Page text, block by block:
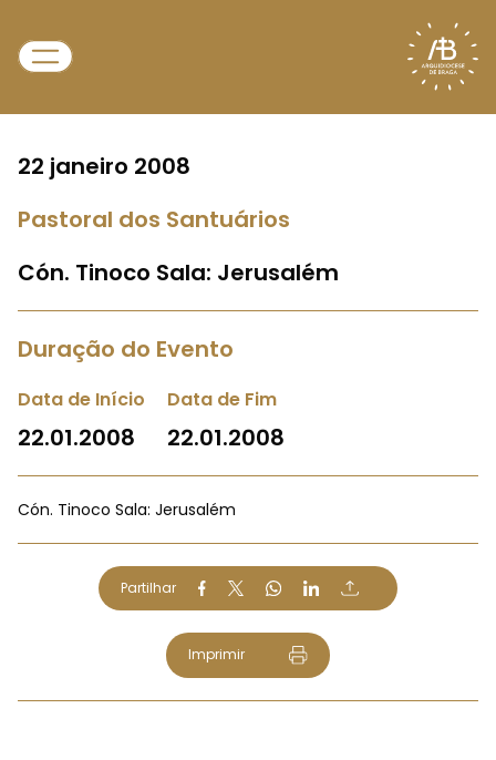
22 janeiro 2008
Pastoral dos Santuários
Cón. Tinoco Sala: Jerusalém
Duração do Evento
Data de Início
22.01.2008
Data de Fim
22.01.2008
Cón. Tinoco Sala: Jerusalém
Partilhar
Imprimir